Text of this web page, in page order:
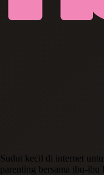
Sudut kecil di internet
parenting bersama ibu-ibu